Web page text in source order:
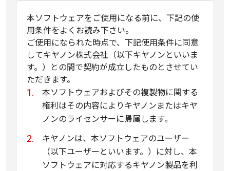
本ソフトウェアをご使用になる前に、下記の使
用条件をよくお読み下さい。
ご使用になられた時点で、下記使用条件に同意
してキヤノン株式会社（以下キヤノンといいま
す。）との間で契約が成立したものとさせてい
ただきます。
本ソフトウェアおよびその複製物に関する
権利はその内容によりキヤノンまたはキヤ
ノンのライセンサーに帰属します。
キヤノンは、本ソフトウェアのユーザー
（以下ユーザーといいます。）に対し、本
ソフトウェアに対応するキヤノン製品を利